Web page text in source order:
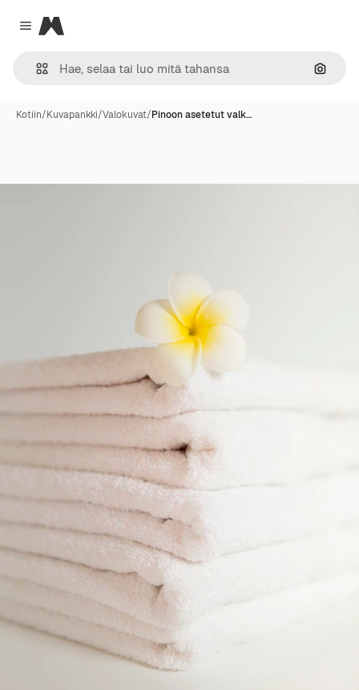
Close menu
Magnific
Hae
Kotiin/Kuvapankki/Valokuvat/Pinoon asetetut valk…